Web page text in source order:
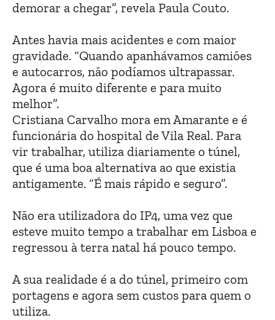
demorar a chegar”, revela Paula Couto.
Antes havia mais acidentes e com maior
gravidade. “Quando apanhávamos camiões
e autocarros, não podíamos ultrapassar.
Agora é muito diferente e para muito
melhor”.
Cristiana Carvalho mora em Amarante e é
funcionária do hospital de Vila Real. Para
vir trabalhar, utiliza diariamente o túnel,
que é uma boa alternativa ao que existia
antigamente. “É mais rápido e seguro”.
Não era utilizadora do IP4, uma vez que
esteve muito tempo a trabalhar em Lisboa e
regressou à terra natal há pouco tempo.
A sua realidade é a do túnel, primeiro com
portagens e agora sem custos para quem o
utiliza.